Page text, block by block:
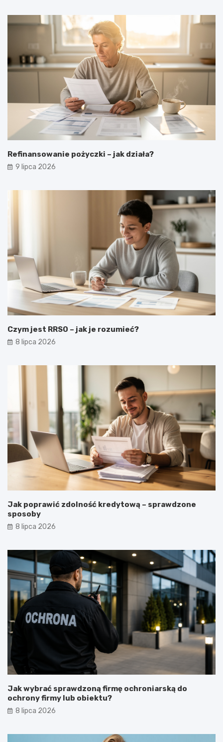
Refinansowanie pożyczki – jak działa?
9 lipca 2026
Czym jest RRSO – jak je rozumieć?
8 lipca 2026
Jak poprawić zdolność kredytową – sprawdzone
sposoby
8 lipca 2026
Jak wybrać sprawdzoną firmę ochroniarską do
ochrony firmy lub obiektu?
8 lipca 2026